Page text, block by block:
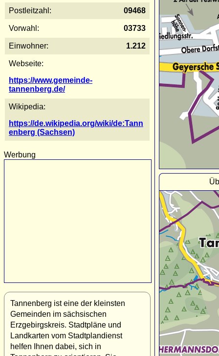
Postleitzahl: 09468
Vorwahl: 03733
Einwohner: 1.212
Webseite:
https://www.gemeinde-
tannenberg.de/
Wikipedia:
https://de.wikipedia.org/wiki/de:Tann
enberg (Sachsen)
Werbung
Tannenberg ist eine der kleinsten
Gemeinden im sächsischen
Erzgebirgskreis. Stadtpläne und
Landkarten vom Stadtplandienst
helfen Ihnen dabei, sich in